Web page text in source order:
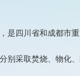
是四川省和成都市重
别采取焚烧、物化